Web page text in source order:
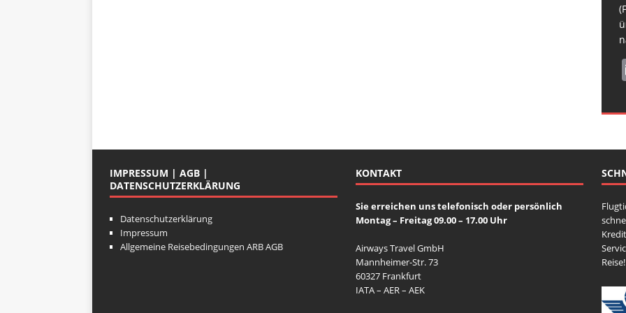
IMPRESSUM | AGB |
DATENSCHUTZERKLÄRUNG
Datenschutzerklärung
Impressum
Allgemeine Reisebedingungen ARB AGB
KONTAKT
Sie erreichen uns telefonisch oder persönlich
Montag – Freitag 09.00 – 17.00 Uhr
Airways Travel GmbH
Mannheimer-Str. 73
60327 Frankfurt
IATA – AER – AEK